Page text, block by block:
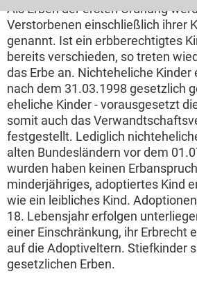
Als Erben der ersten Ordnung
Verstorbenen einschließlich ihrer
genannt. Ist ein erbberechtigtes
bereits verschieden, so treten
das Erbe an. Nichteheliche Kinder
nach dem 31.03.1998 gesetzlich
eheliche Kinder - vorausgesetzt
somit auch das
festgestellt. Lediglich
alten Bundesländern vor dem
wurden haben keinen
minderjähriges, adoptiertes Kind
wie ein leibliches Kind.
18. Lebensjahr erfolgen
einer Einschränkung, ihr Erbrecht
auf die Adoptiveltern. Stiefkinder
gesetzlichen Erben.